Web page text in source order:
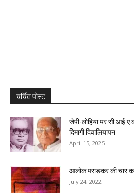
चर्चित पोस्ट
जेपी-लोहिया पर
दिमागी दिवालियापन
April 15, 2025
आलोक पराड़कर की चार
July 24, 2022